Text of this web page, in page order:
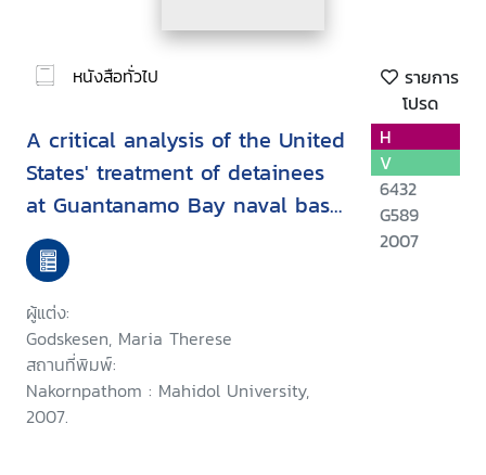
หนังสือทั่วไป
รายการ
โปรด
A critical analysis of the United
States' treatment of detainees
at Guantanamo Bay naval base
in the context ofinternational
law
ผู้แต่ง:
Godskesen, Maria Therese
สถานที่พิมพ์:
Nakornpathom : Mahidol University,
2007.
H
V
6432
G589
2007